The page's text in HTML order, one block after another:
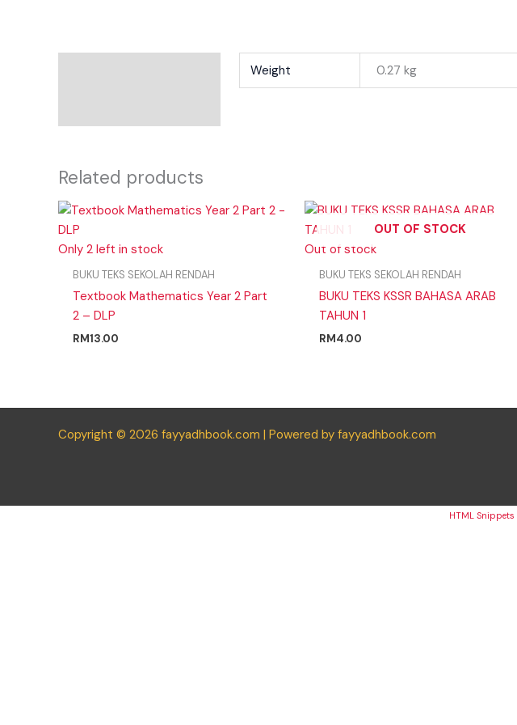
Weight 0.27 kg
Related products
Only 2 left in stock
BUKU TEKS SEKOLAH RENDAH
Textbook Mathematics Year 2 Part
2 – DLP
RM13.00
OUT OF STOCK
Out of stock
BUKU TEKS SEKOLAH RENDAH
BUKU TEKS KSSR BAHASA ARAB
TAHUN 1
RM4.00
Copyright © 2026 fayyadhbook.com | Powered by fayyadhbook.com
HTML Snippets